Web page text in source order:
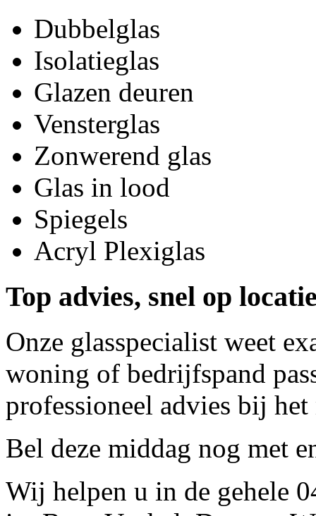
Dubbelglas
Isolatieglas
Glazen deuren
Vensterglas
Zonwerend glas
Glas in lood
Spiegels
Acryl Plexiglas
Top advies, snel op
Onze glasspecialist weet
woning of bedrijfspand
professioneel advies bij
Bel deze middag nog met
Wij helpen u in de gehele